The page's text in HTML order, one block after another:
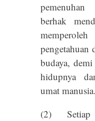
pemenuhan
berhak
pengetahuan
budaya,
hidupnya
umat manusia.
(2) Setiap